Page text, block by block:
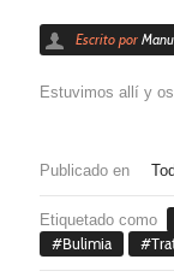
Escrito por
Estuvimos allí y
Publicado en
Etiquetado como
Bulimia